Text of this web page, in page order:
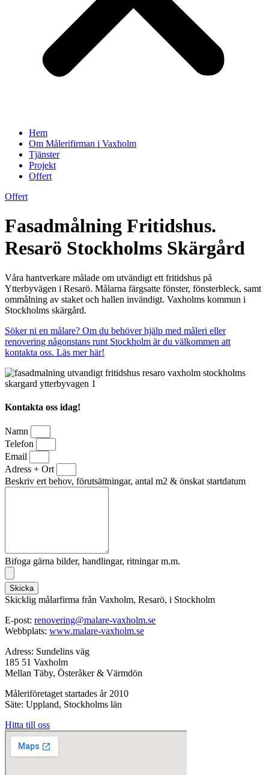
Hem
Om Målerifirman i Vaxholm
Tjänster
Projekt
Offert
Offert
Fasadmålning Fritidshus.
Resarö Stockholms Skärgård
Våra hantverkare målade om utvändigt ett fritidshus på
Ytterbyvägen i Resarö. Målarna färgsatte fönster, fönsterbleck, samt
ommålning av staket och hallen invändigt. Vaxholms kommun i
Stockholms skärgård.
Söker ni en målare? Om du behöver hjälp med måleri eller
renovering någonstans runt Stockholm är du välkommen att
kontakta oss. Läs mer här!
Kontakta oss idag!
Namn
Telefon
Email
Adress + Ort
Beskriv ert behov, förutsättningar, antal m2 & önskat startdatum
Bifoga gärna bilder, handlingar, ritningar m.m.
Skicka
Skicklig målarfirma från Vaxholm, Resarö, i Stockholm
E-post: renovering@malare-vaxholm.se
Webbplats: www.malare-vaxholm.se
Adress: Sundelins väg
185 51 Vaxholm
Mellan Täby, Österåker & Värmdön
Måleriföretaget startades år 2010
Säte: Uppland, Stockholms län
Hitta till oss